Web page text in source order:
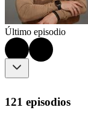
Último episodio
121 episodios